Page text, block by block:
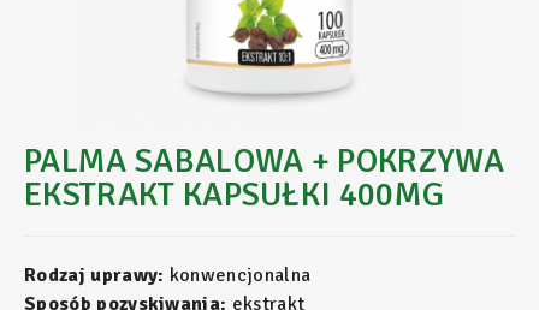
PALMA SABALOWA + POKRZYWA
EKSTRAKT KAPSUŁKI 400MG
Rodzaj uprawy: konwencjonalna
Sposób pozyskiwania: ekstrakt